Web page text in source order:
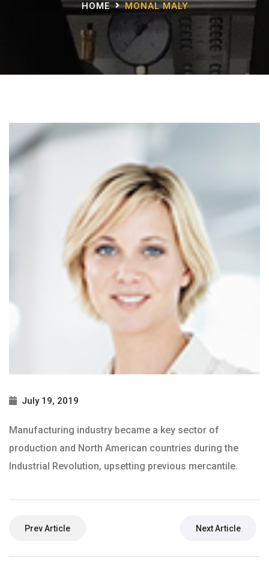
HOME MONAL MALY
July 19, 2019
Manufacturing industry became a key sector of
production and North American countries during the
Industrial Revolution, upsetting previous mercantile.
Prev Article Next Article